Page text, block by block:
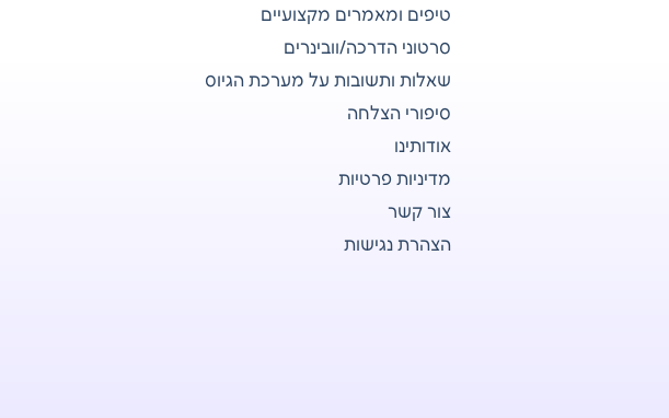
טיפים ומאמרים מקצועיים
סרטוני הדרכה/וובינרים
שאלות ותשובות על מערכת הגיוס
סיפורי הצלחה
אודותינו
מדיניות פרטיות
צור קשר
הצהרת נגישות